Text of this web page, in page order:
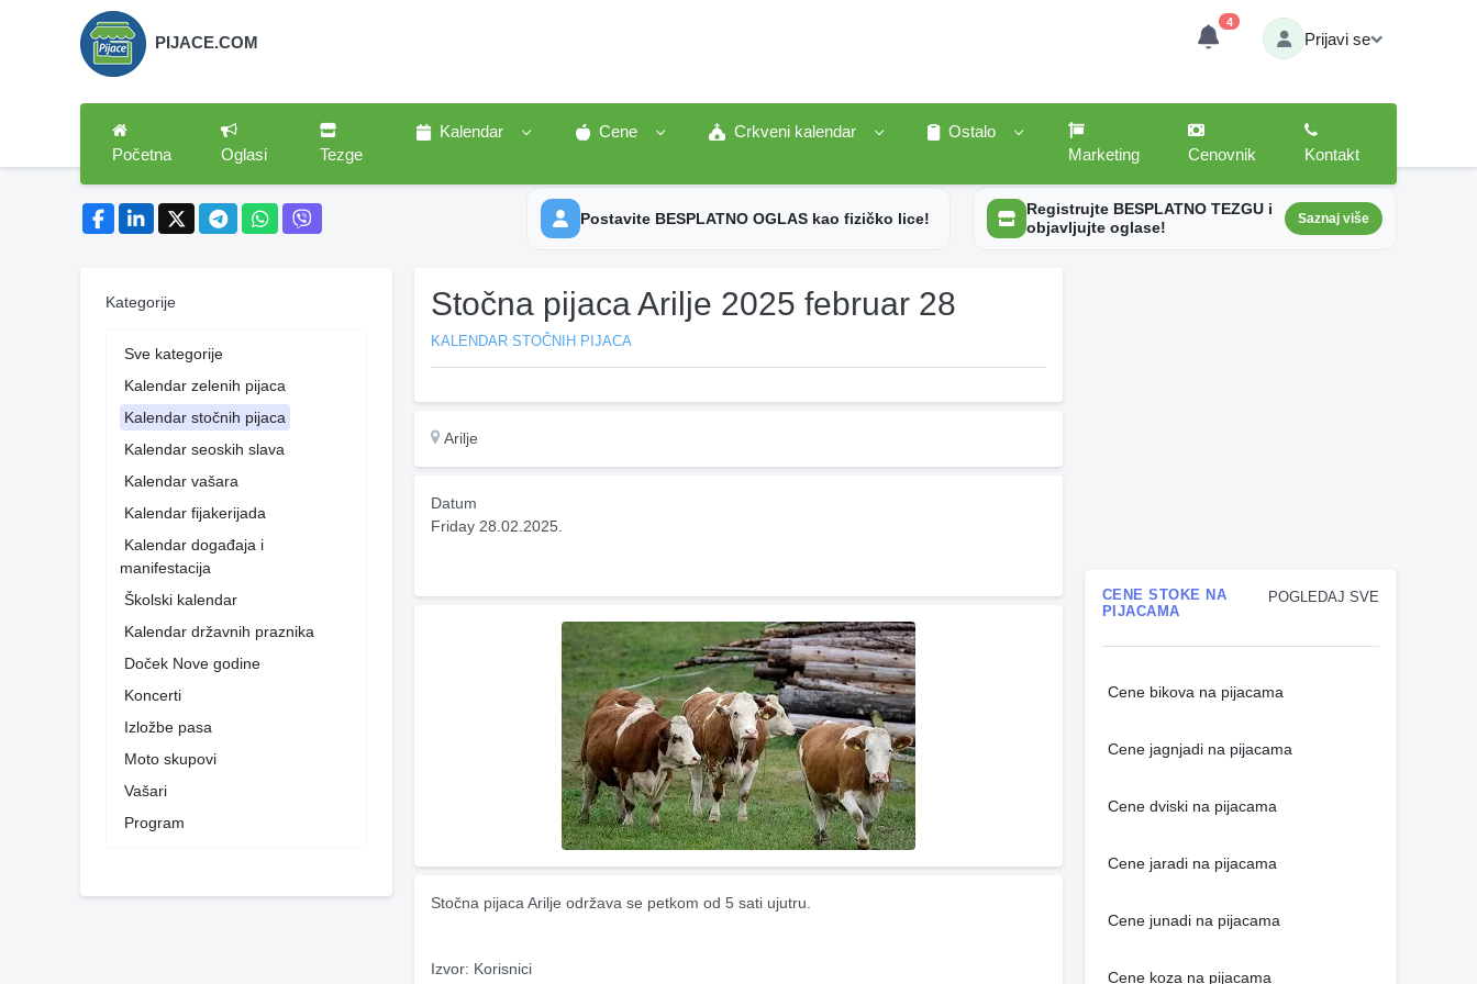
PIJACE.COM
4
Prijavi se
Početna Oglasi Tezge
Kalendar Cene Crkveni kalendar
Ostalo
Marketing
Cenovnik Kontakt
Postavite BESPLATNO OGLAS kao fizičko lice!
Registrujte BESPLATNO TEZGU i
objavljujte oglase!
Saznaj više
Kategorije
Sve kategorije
Kalendar zelenih pijaca
Kalendar stočnih pijaca
Kalendar seoskih slava
Kalendar vašara
Kalendar fijakerijada
Kalendar događaja i
manifestacija
Školski kalendar
Kalendar državnih praznika
Doček Nove godine
Koncerti
Izložbe pasa
Moto skupovi
Vašari
Program
Stočna pijaca Arilje 2025 februar 28
KALENDAR STOČNIH PIJACA
Arilje
Datum
Friday 28.02.2025.
Stočna pijaca Arilje održava se petkom od 5 sati ujutru.
Izvor: Korisnici
POGLEDAJ SVE
CENE STOKE NA
PIJACAMA
Cene bikova na pijacama
Cene jagnjadi na pijacama
Cene dviski na pijacama
Cene jaradi na pijacama
Cene junadi na pijacama
Cene koza na pijacama